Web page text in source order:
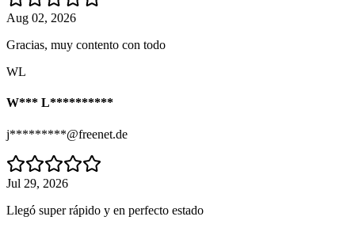
Aug 02, 2026
Gracias, muy contento con todo
WL
W*** L**********
j*********@freenet.de
Jul 29, 2026
Llegó super rápido y en perfecto estado